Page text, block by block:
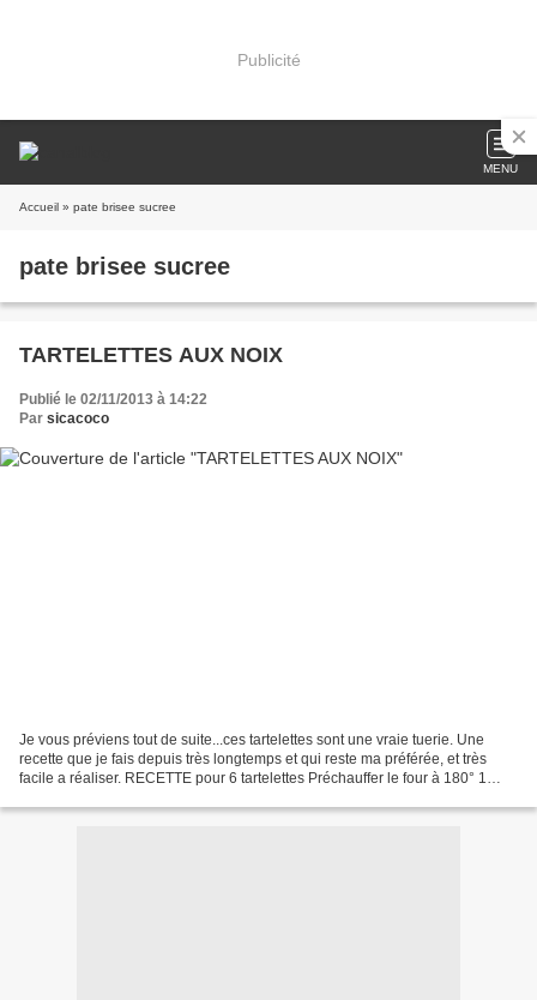
Publicité
MENU
Accueil » pate brisee sucree
pate brisee sucree
TARTELETTES AUX NOIX
Publié le 02/11/2013 à 14:22
Par sicacoco
Je vous préviens tout de suite...ces tartelettes sont une vraie tuerie. Une
recette que je fais depuis très longtemps et qui reste ma préférée, et très
facile a réaliser. RECETTE pour 6 tartelettes Préchauffer le four à 180° 1